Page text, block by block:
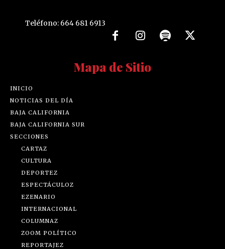
Teléfono: 664 681 6913
Mapa de Sitio
INICIO
NOTICIAS DEL DÍA
BAJA CALIFORNIA
BAJA CALIFORNIA SUR
SECCIONES
CARTAZ
CULTURA
DEPORTEZ
ESPECTÁCULOZ
EZENARIO
INTERNACIONAL
COLUMNAZ
ZOOM POLÍTICO
REPORTAJEZ